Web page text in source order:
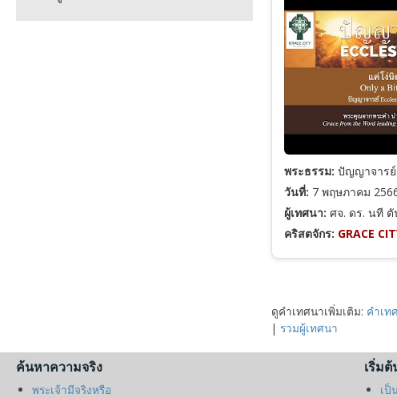
กาลาเทีย
พระธรรม: ปัญญาจารย์
วันที่: 7 พฤษภาคม
ผู้เทศนา: ศจ. ดร. นที
คริสตจักร: GRACE
ดูคำเทศนาเพิ่มเติม: คำเท
|รวมผู้เทศนา
ค้นหาความจริง
พระเจ้ามีจริงหรือ
เริ่ม
เป็